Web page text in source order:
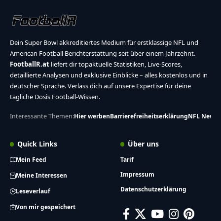
Dein Super Bowl akkreditiertes Medium für erstklassige NFL und
American Football Berichterstattung seit über einem Jahrzehnt.
FootballR.at liefert dir topaktuelle Statistiken, Live-Scores,
detaillierte Analysen und exklusive Einblicke – alles kostenlos und in
deutscher Sprache. Verlass dich auf unsere Expertise für deine
tägliche Dosis Football-Wissen.
Interessante Themen:Hier werbenBarrierefreiheitserklärungNFL News
Quick Links
Mein Feed
Meine Interessen
Leseverlauf
Von mir gespeichert
Über uns
Tarif
Impressum
Datenschutzerklärung